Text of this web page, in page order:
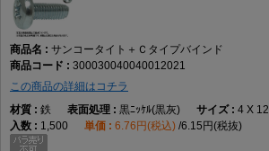
サンコータイト＋Ｃタイプバインド
300030040040012021
この商品の詳細はコチラ
鉄
黒ﾆｯｹﾙ(黒灰) 4 X 12
1,500
6.76円(税込) 6.15円(税抜)